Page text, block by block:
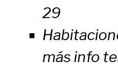
29
más info